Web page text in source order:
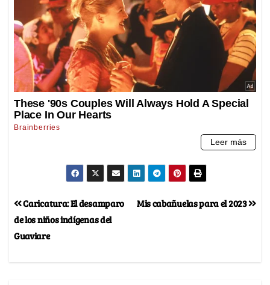
Mis cabañuelas para el 2023
Caricatura: El desamparo
de los niños indígenas del
Guaviare